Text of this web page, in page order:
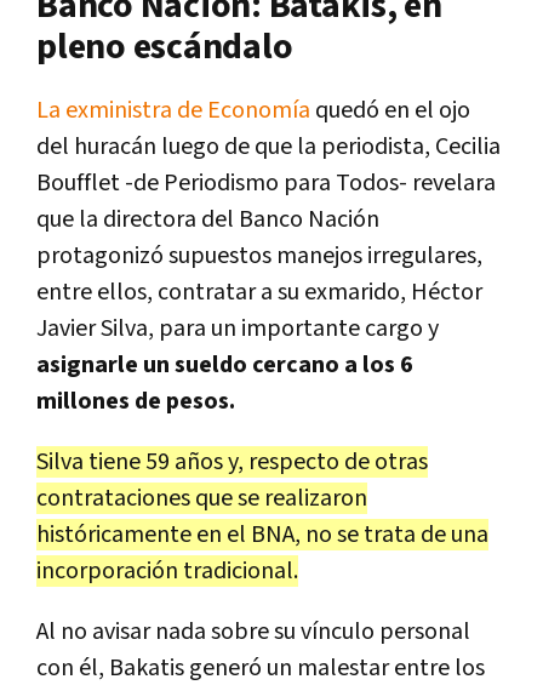
pleno escándalo
La exministra de Economía quedó en el ojo
del huracán luego de que la periodista, Cecilia
Boufflet -de Periodismo para Todos- revelara
que la directora del Banco Nación
protagonizó supuestos manejos irregulares,
entre ellos, contratar a su exmarido, Héctor
Javier Silva, para un importante cargo y
asignarle un sueldo cercano a los 6
millones de pesos.
Silva tiene 59 años y, respecto de otras
contrataciones que se realizaron
históricamente en el BNA, no se trata de una
incorporación tradicional.
Al no avisar nada sobre su vínculo personal
con él, Bakatis generó un malestar entre los